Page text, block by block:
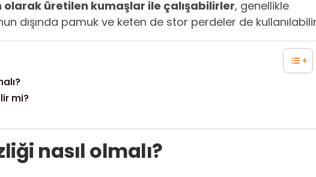
üretilen kumaşlar ile çalışabilirler, genellikle
dışında pamuk ve keten de stor perdeler de
mi?
nasıl olmalı?